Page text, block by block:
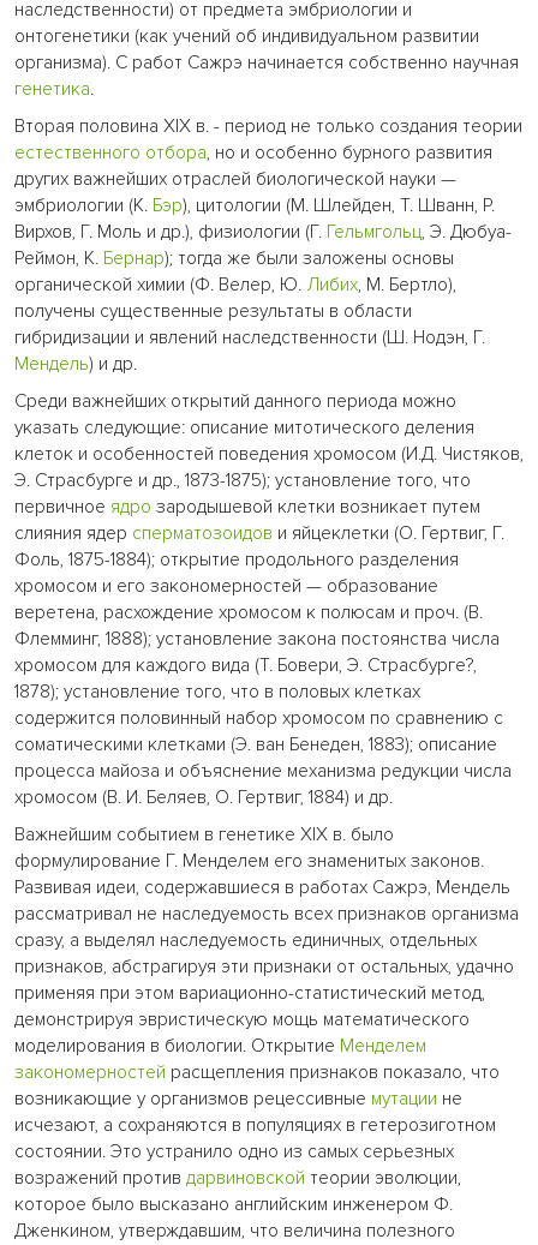
наследственности) от предмета эмбриологии и
онтогенетики (как учений об индивидуальном развитии
организма). С работ Сажрэ начинается собственно научная
генетика.
Вторая половина XIX в. - период не только создания теории
естественного отбора, но и особенно бурного развития
других важнейших отраслей биологической науки —
эмбриологии (К. Бэр), цитологии (М. Шлейден, Т. Шванн, Р.
Вирхов, Г. Моль и др.), физиологии (Г. Гельмгольц, Э. Дюбуа-
Реймон, К. Бернар); тогда же были заложены основы
органической химии (Ф. Велер, Ю. Либих, М. Бертло),
получены существенные результаты в области
гибридизации и явлений наследственности (Ш. Нодэн, Г.
Мендель) и др.
Среди важнейших открытий данного периода можно
указать следующие: описание митотического деления
клеток и особенностей поведения хромосом (И.Д. Чистяков,
Э. Страсбурге и др., 1873-1875); установление того, что
первичное ядро зародышевой клетки возникает путем
слияния ядер сперматозоидов и яйцеклетки (О. Гертвиг, Г.
Фоль, 1875-1884); открытие продольного разделения
хромосом и его закономерностей — образование
веретена, расхождение хромосом к полюсам и проч. (В.
Флемминг, 1888); установление закона постоянства числа
хромосом для каждого вида (Т. Бовери, Э. Страсбурге?,
1878); установление того, что в половых клетках
содержится половинный набор хромосом по сравнению с
соматическими клетками (Э. ван Бенеден, 1883); описание
процесса майоза и объяснение механизма редукции числа
хромосом (В. И. Беляев, О. Гертвиг, 1884) и др.
Важнейшим событием в генетике XIX в. было
формулирование Г. Менделем его знаменитых законов.
Развивая идеи, содержавшиеся в работах Сажрэ, Мендель
рассматривал не наследуемость всех признаков организма
сразу, а выделял наследуемость единичных, отдельных
признаков, абстрагируя эти признаки от остальных, удачно
применяя при этом вариационно-статистический метод,
демонстрируя эвристическую мощь математического
моделирования в биологии. Открытие Менделем
закономерностей расщепления признаков показало, что
возникающие у организмов рецессивные мутации не
исчезают, а сохраняются в популяциях в гетерозиготном
состоянии. Это устранило одно из самых серьезных
возражений против дарвиновской теории эволюции,
которое было высказано английским инженером Ф.
Дженкином, утверждавшим, что величина полезного